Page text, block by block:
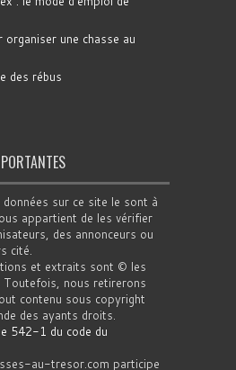
organiser une chasse au
des rébus
sur ce site le sont à
appartient de les vérifier
des annonceurs ou
cité.
et extraits sont © les
Toutefois, nous retirerons
contenu sous copyright
des ayants droits.
542-1 du code du
au-tresor.com participe